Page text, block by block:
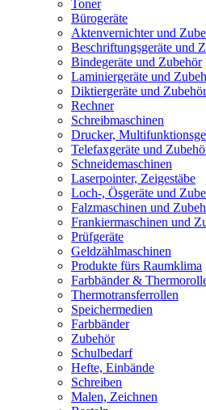
Toner
Bürogeräte
Aktenvernichter und
Beschriftungsgeräte und
Bindegeräte und Zubehör
Laminiergeräte und
Diktiergeräte und Zubehör
Rechner
Schreibmaschinen
Drucker,
Telefaxgeräte und
Schneidemaschinen
Laserpointer, Zeigestäbe
Loch-, Ösgeräte und
Falzmaschinen und
Frankiermaschinen und
Prüfgeräte
Geldzählmaschinen
Produkte fürs Raumklima
Farbbänder &
Thermotransferrollen
Speichermedien
Farbbänder
Zubehör
Schulbedarf
Hefte, Einbände
Schreiben
Malen, Zeichnen